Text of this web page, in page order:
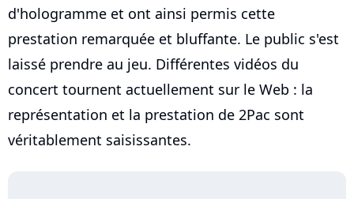
d'hologramme et ont ainsi permis cette
prestation remarquée et bluffante. Le public s'est
laissé prendre au jeu. Différentes vidéos du
concert tournent actuellement sur le Web : la
représentation et la prestation de 2Pac sont
véritablement saisissantes.